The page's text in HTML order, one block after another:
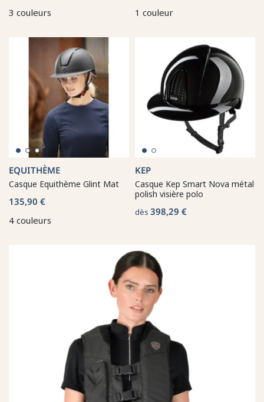
3 couleurs
1 couleur
EQUITHÈME
Casque Equithème Glint Mat
135,90 €
4 couleurs
KEP
Casque Kep Smart Nova métal
polish visière polo
dès 398,29 €